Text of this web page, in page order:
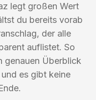
legt großen Wert
du bereits vorab
der alle
auflistet. So
genauen Überblick
es gibt keine